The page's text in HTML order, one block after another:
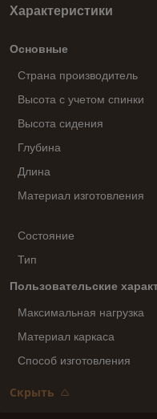
Характеристики
Основные
Страна производитель
Высота с учетом спинки
Высота сидения
Глубина
Длина
Материал изготовления
Состояние
Тип
Пользовательские
Максимальная нагрузка
Материал каркаса
Способ изготовления
Скрыть